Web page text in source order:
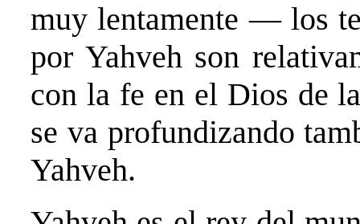
muy lentamente — los
por Yahveh son
con la fe en el Dios de
se va profundizando
Yahveh.